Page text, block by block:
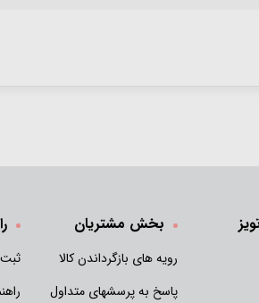
بخش مشتریان
رویه های بازگرداندن کالا
پاسخ به پرسشهای متداول